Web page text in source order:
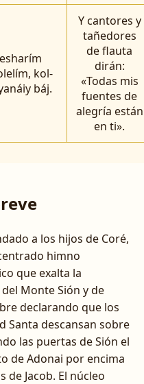
kol-
báj.
Y cantores y
tañedores
de flauta
dirán:
«Todas mis
fuentes de
alegría están
en ti».
a los hijos de Coré,
himno
que exalta la
Monte Sión y de
declarando que los
Santa descansan sobre
las puertas de Sión el
de Adonai por encima
de Jacob. El núcleo